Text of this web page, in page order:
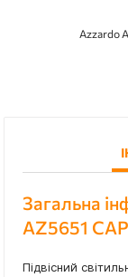
Azzardo
Загальна
AZ5651
Підвісний